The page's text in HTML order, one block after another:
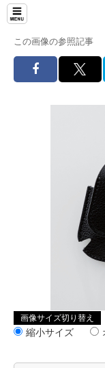
この画像の参照記事
画像サイズ切り替え
縮小サイズ